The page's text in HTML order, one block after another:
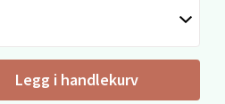
Legg i handlekurv